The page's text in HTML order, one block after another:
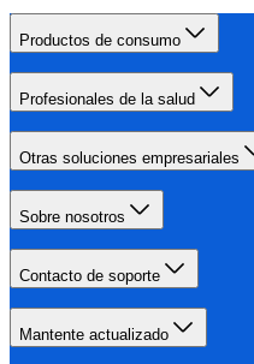
Productos de consumo
Profesionales de la salud
Otras soluciones empresariales
Sobre nosotros
Contacto de soporte
Mantente actualizado